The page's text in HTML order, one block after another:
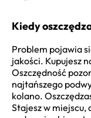
Kiedy
Problem pojawia
jakości. Kupujesz
Oszczędność
najtańszego
kolano.
Stajesz w miejscu,